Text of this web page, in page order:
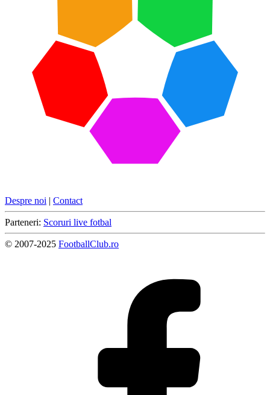
Despre noi | Contact
Parteneri: Scoruri live fotbal
© 2007-2025 FootballClub.ro